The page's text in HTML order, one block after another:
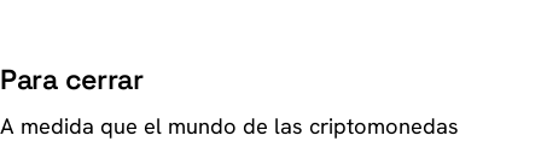
Para cerrar
A medida que el mundo de las criptomonedas